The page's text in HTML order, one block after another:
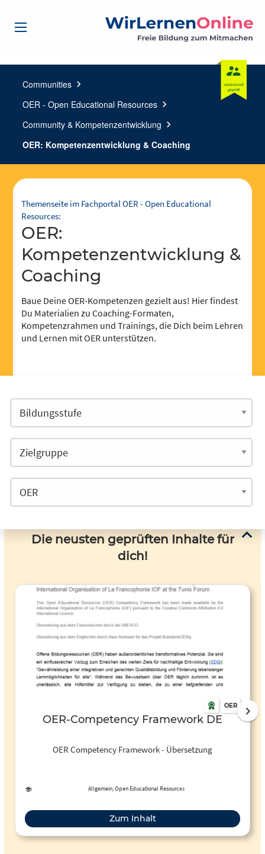
Communities chevron_right
OER - Open Educational Resources chevron_right
Community & Kompetenzentwicklung chevron_right
OER: Kompetenzentwicklung & Coaching
Themenseite im Fachportal OER - Open Educational
Resources:
OER:
Kompetenzentwicklung &
Coaching
Baue Deine OER-Kompetenzen gezielt aus! Hier findest
Du Materialien zu Coaching-Formaten,
Kompetenzrahmen und Trainings, die Dich beim Lehren
und Lernen mit OER unterstützen.
Die neusten geprüften Inhalte für
dich!
OER
OER-Competency Framework DE
OER Competency Framework - Übersetzung
Allgemein, Open Educational Resources
Zum Inhalt